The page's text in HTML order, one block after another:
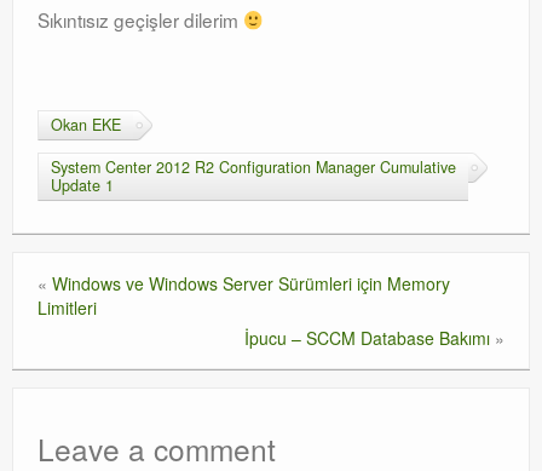
PHP & MySQL
Sıkıntısız geçişler dilerim
Okan EKE
System Center 2012 R2 Configuration Manager Cumulative
Update 1
« Windows ve Windows Server Sürümleri için Memory
Limitleri
İpucu – SCCM Database Bakımı »
Leave a comment